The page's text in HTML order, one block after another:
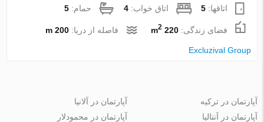
اتاقها:5 اتاق خواب:4 حمام:5
فضای زندگی:220 m
2 فاصله از دریا:200 m
Excluzival Group
آپارتمان در ترکیه
آپارتمان در آنتالیا
آپارتمان در آلانیا
آپارتمان در محمودلار